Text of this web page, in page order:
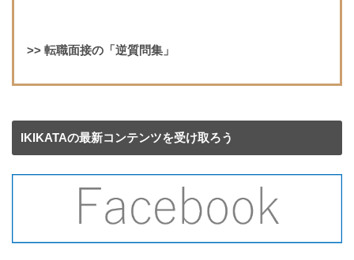
>> 転職面接の「逆質問集」
IKIKATAの最新コンテンツを受け取ろう